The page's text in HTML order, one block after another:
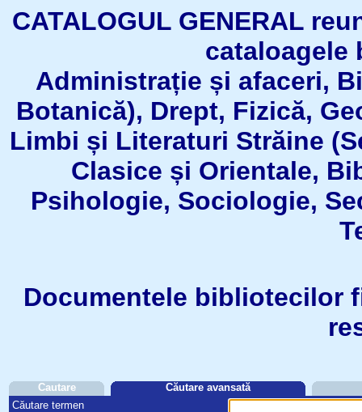
CATALOGUL GENERAL
Administrație și afaceri,
Botanică), Drept, Fizică,
Limbi și Literaturi Străine
Clasice și Orientale,
Psihologie, Sociologie,
Documentele bibliotecilor
Cautare
Căutare avansată
Căutare termen